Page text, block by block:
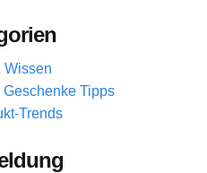
Wissen
Tipps
Trends